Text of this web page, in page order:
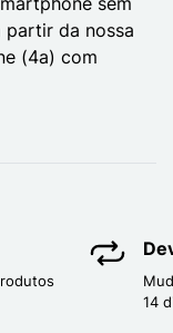
partir da nossa
(4a) com
14